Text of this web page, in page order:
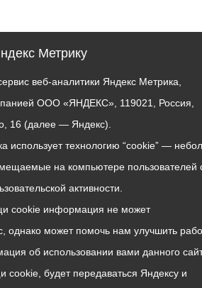
Метрику
веб-аналитики Яндекс Метрика,
ООО «ЯНДЕКС», 119021, Россия,
16 (далее — Яндекс).
использует технологию “cookie” —
на компьютере пользователей
активности.
cookie информация не может
однако может помочь нам улучшить
об использовании вами данного
будет передаваться Яндексу и